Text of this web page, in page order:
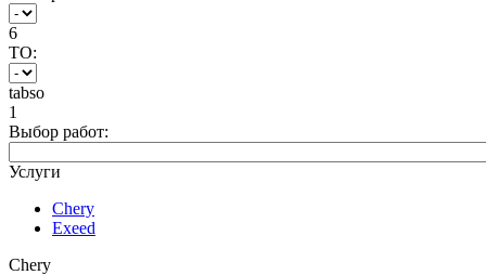
6
ТО:
tabso
1
Выбор работ:
Услуги
Chery
Exeed
Chery